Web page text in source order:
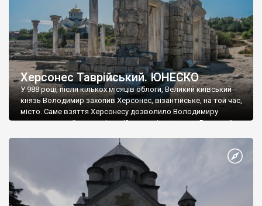
Херсонес Таврійський. ЮНЕСКО
У 988 році, після кількох місяців облоги, Великий київський
князь Володимир захопив Херсонес, візантійське, на той час,
місто. Саме взяття Херсонесу дозволило Володимиру
диктувати свої умови візантійському імператору Василю ІІ, та
Херсонесі Володимир-язичник, став Василем-християнином.
А потім було Хрещення Русі. На честь Херсонесу Таврійського